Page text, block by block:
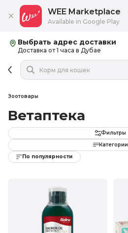
Выбрать адрес доставки
Доставка от 1 часа в Дубае
Зоотовары
Ветаптека
Фильтры
Категории
По популярности
WEE Marketplace
Available in Google Play